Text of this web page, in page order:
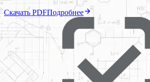
Скачать PDFПодробнее